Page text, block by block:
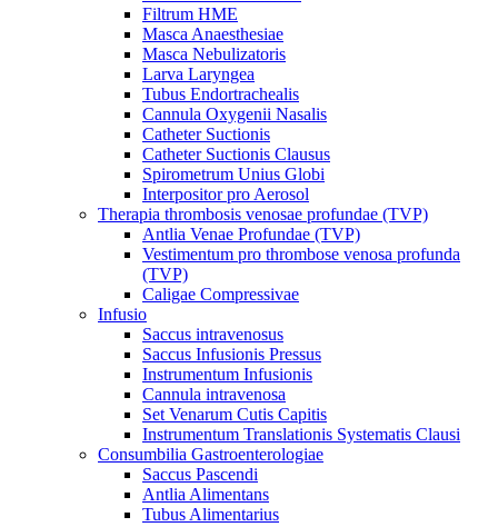
Filtrum HME
Masca Anaesthesiae
Masca Nebulizatoris
Larva Laryngea
Tubus Endortrachealis
Cannula Oxygenii Nasalis
Catheter Suctionis
Catheter Suctionis Clausus
Spirometrum Unius Globi
Interpositor pro Aerosol
Therapia thrombosis venosae profundae (TVP)
Antlia Venae Profundae (TVP)
Vestimentum pro thrombose venosa profunda
(TVP)
Caligae Compressivae
Infusio
Saccus intravenosus
Saccus Infusionis Pressus
Instrumentum Infusionis
Cannula intravenosa
Set Venarum Cutis Capitis
Instrumentum Translationis Systematis Clausi
Consumbilia Gastroenterologiae
Saccus Pascendi
Antlia Alimentans
Tubus Alimentarius